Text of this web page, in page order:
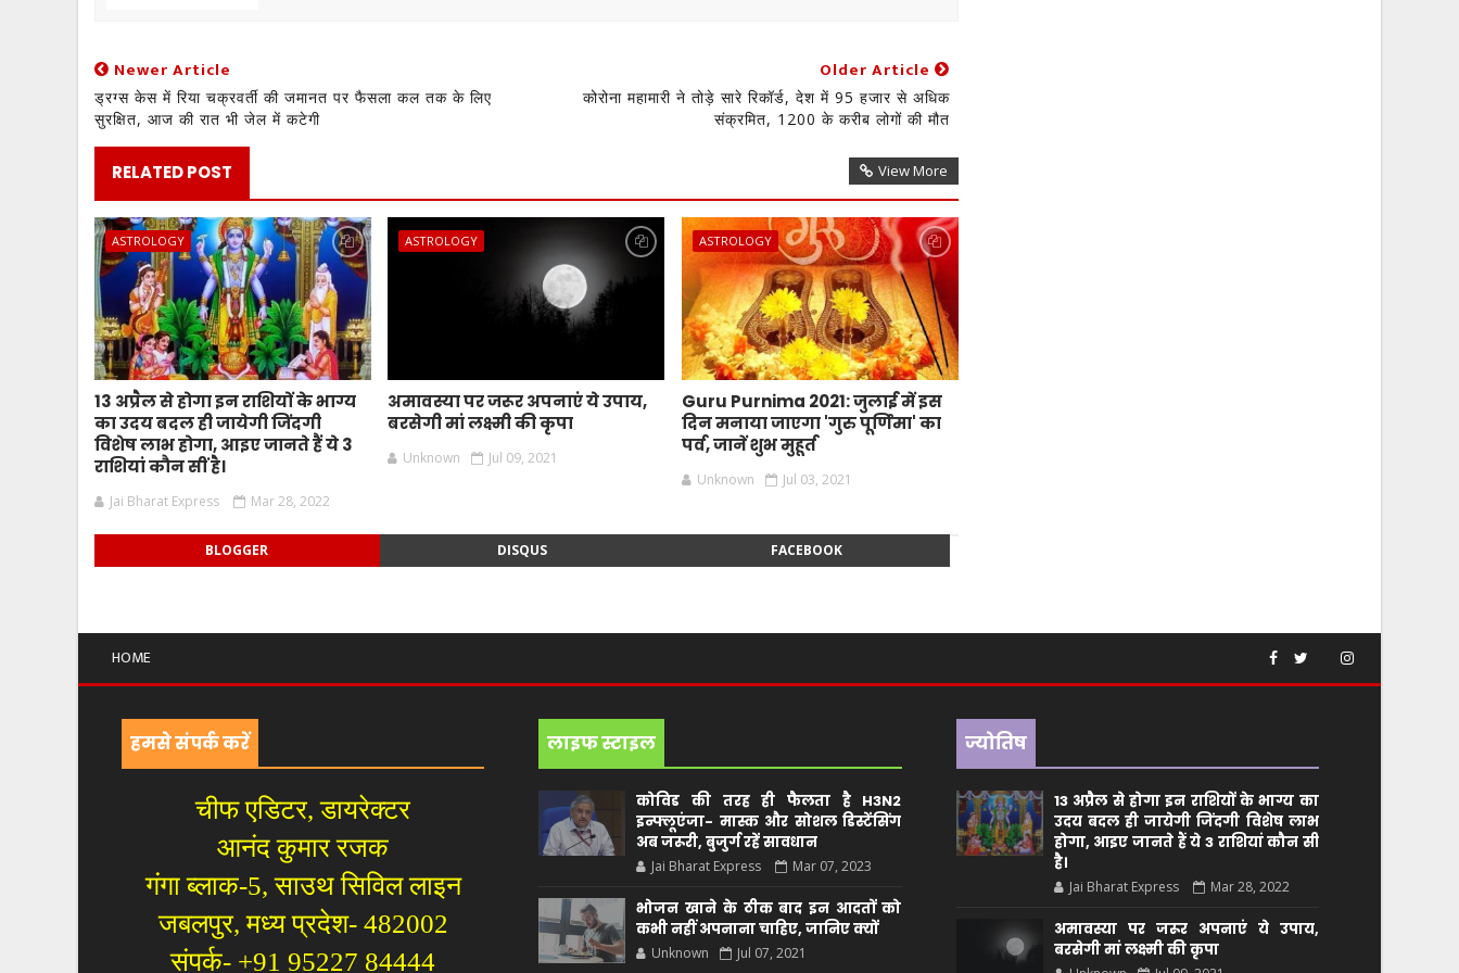
Newer Article
ड्रग्स केस में रिया चक्रवर्ती की जमानत पर फैसला कल तक के लिए
सुरक्षित, आज की रात भी जेल में कटेगी
Older Article
कोरोना महामारी ने तोड़े सारे रिकॉर्ड, देश में 95 हजार से अधिक
संक्रमित, 1200 के करीब लोगों की मौत
RELATED POST View More
ASTROLOGY
13 अप्रैल से होगा इन राशियों के भाग्य
का उदय बदल ही जायेगी जिंदगी
विशेष लाभ होगा, आइए जानते हैं ये 3
राशियां कौन सीं है।
Jai Bharat Express Mar 28, 2022
ASTROLOGY
अमावस्या पर जरूर अपनाएं ये उपाय,
बरसेगी मां लक्ष्मी की कृपा
Unknown Jul 09, 2021
ASTROLOGY
Guru Purnima 2021: जुलाई में इस
दिन मनाया जाएगा 'गुरु पूर्णिमा' का
पर्व, जानें शुभ मुहूर्त
Unknown Jul 03, 2021
BLOGGER DISQUS FACEBOOK
HOME
हमसे संपर्क करें
चीफ एडिटर, डायरेक्टर
आनंद कुमार रजक
गंगा ब्लाक-5, साउथ सिविल लाइन
जबलपुर, मध्य प्रदेश- 482002
संपर्क- +91 95227 84444
लाइफ स्टाइल
कोविड की तरह ही फैलता है H3N2
इन्फ्लूएंजा- मास्क और सोशल डिस्टेंसिंग
अब जरूरी, बुजुर्ग रहें सावधान
Jai Bharat Express Mar 07, 2023
भोजन खाने के ठीक बाद इन आदतों को
कभी नहीं अपनाना चाहिए, जानिए क्यों
Unknown Jul 07, 2021
ज्योतिष
13 अप्रैल से होगा इन राशियों के भाग्य का
उदय बदल ही जायेगी जिंदगी विशेष लाभ
होगा, आइए जानते हैं ये 3 राशियां कौन सीं
है।
Jai Bharat Express Mar 28, 2022
अमावस्या पर जरूर अपनाएं ये उपाय,
बरसेगी मां लक्ष्मी की कृपा